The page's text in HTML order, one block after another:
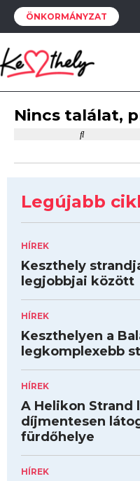
ÖNKORMÁNYZAT
Nincs találat,
Legújabb
HÍREK
Keszthely
legjobbjai között
HÍREK
Keszthelyen a
legkomplexebb
HÍREK
A Helikon Strand
díjmentesen
fürdőhelye
HÍREK